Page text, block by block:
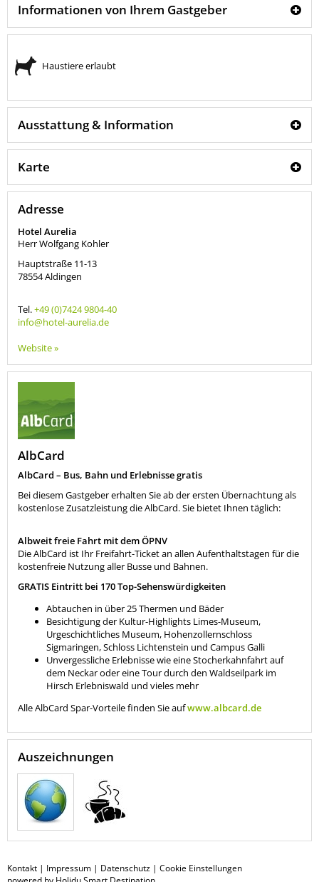
Informationen von Ihrem Gastgeber
Haustiere erlaubt
Ausstattung & Information
Karte
Adresse
Hotel Aurelia
Herr Wolfgang Kohler
Hauptstraße 11-13
78554Aldingen
Tel.+49 (0)7424 9804-40
info@hotel-aurelia.de
Website »
AlbCard
AlbCard – Bus, Bahn und Erlebnisse gratis
Bei diesem Gastgeber erhalten Sie ab der ersten Übernachtung als
kostenlose Zusatzleistung die AlbCard. Sie bietet Ihnen täglich:
Albweit freie Fahrt mit dem ÖPNV
Die AlbCard ist Ihr Freifahrt-Ticket an allen Aufenthaltstagen für die
kostenfreie Nutzung aller Busse und Bahnen.
GRATIS Eintritt bei 170 Top-Sehenswürdigkeiten
Abtauchen in über 25 Thermen und Bäder
Besichtigung der Kultur-Highlights Limes-Museum,
Urgeschichtliches Museum, Hohenzollernschloss
Sigmaringen, Schloss Lichtenstein und Campus Galli
Unvergessliche Erlebnisse wie eine Stocherkahnfahrt auf
dem Neckar oder eine Tour durch den Waldseilpark im
Hirsch Erlebniswald und vieles mehr
Alle AlbCard Spar-Vorteile finden Sie aufwww.albcard.de
Auszeichnungen
Kontakt | Impressum | Datenschutz | Cookie Einstellungen